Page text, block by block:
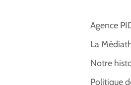
Agence
La
Notre
Politique